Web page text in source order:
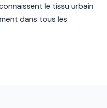
le tissu urbain
dans tous les